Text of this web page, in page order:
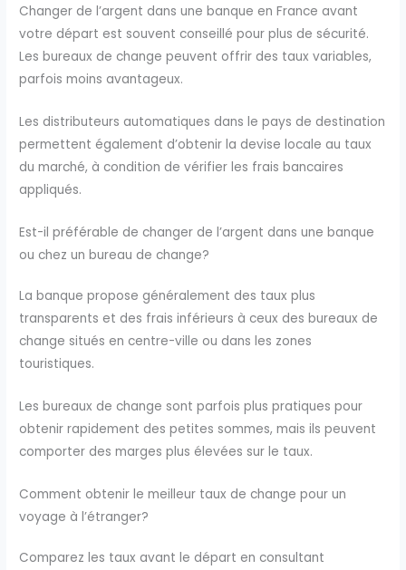
Changer de l’argent dans une banque en France avant
votre départ est souvent conseillé pour plus de sécurité.
Les bureaux de change peuvent offrir des taux variables,
parfois moins avantageux.
Les distributeurs automatiques dans le pays de destination
permettent également d’obtenir la devise locale au taux
du marché, à condition de vérifier les frais bancaires
appliqués.
Est-il préférable de changer de l’argent dans une banque
ou chez un bureau de change?
La banque propose généralement des taux plus
transparents et des frais inférieurs à ceux des bureaux de
change situés en centre-ville ou dans les zones
touristiques.
Les bureaux de change sont parfois plus pratiques pour
obtenir rapidement des petites sommes, mais ils peuvent
comporter des marges plus élevées sur le taux.
Comment obtenir le meilleur taux de change pour un
voyage à l’étranger?
Comparez les taux avant le départ en consultant